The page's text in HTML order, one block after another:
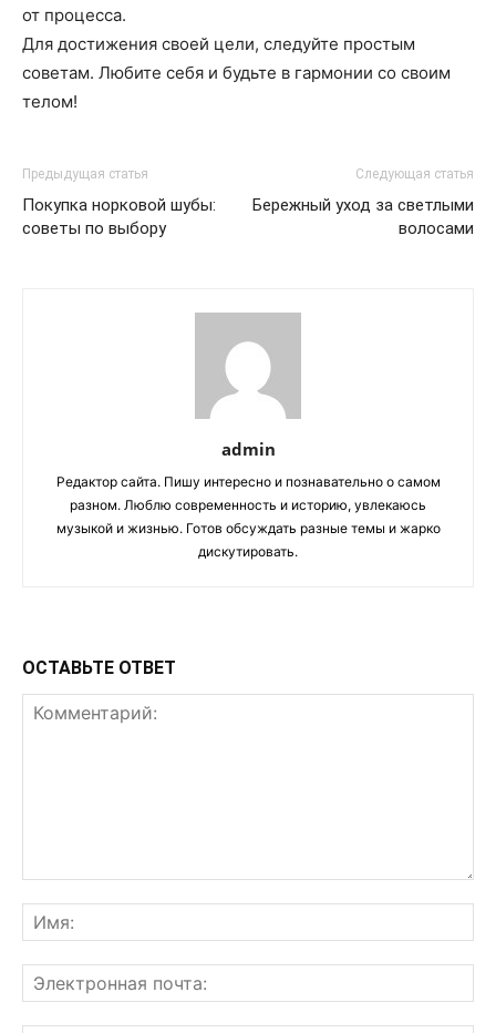
от процесса.
Для достижения своей цели, следуйте простым
советам. Любите себя и будьте в гармонии со своим
телом!
Предыдущая статья
Покупка норковой шубы:
советы по выбору
Следующая статья
Бережный уход за светлыми
волосами
admin
Редактор сайта. Пишу интересно и познавательно о самом
разном. Люблю современность и историю, увлекаюсь
музыкой и жизнью. Готов обсуждать разные темы и жарко
дискутировать.
ОСТАВЬТЕ ОТВЕТ